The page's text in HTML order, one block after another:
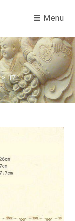
Menu
> 17